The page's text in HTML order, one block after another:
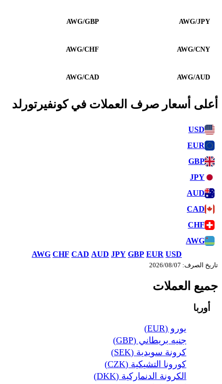
AWG/JPY
AWG/GBP
AWG/CNY
AWG/CHF
AWG/AUD
AWG/CAD
أعلى أسعار صرف العملات في كونفيرتورلد
USD
EUR
GBP
JPY
AUD
CAD
CHF
AWG
USD
EUR
GBP
JPY
AUD
CAD
CHF
AWG
تاريخ الصرف: 07‏/08‏/2026
جميع العملات
أوربا
يورو (EUR)
جنيه بريطاني (GBP)
كرونة سويدية (SEK)
كورونا التشيكية (CZK)
الكرونة الدنماركية (DKK)